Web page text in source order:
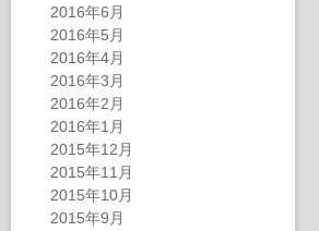
2016年6月
2016年5月
2016年4月
2016年3月
2016年2月
2016年1月
2015年12月
2015年11月
2015年10月
2015年9月